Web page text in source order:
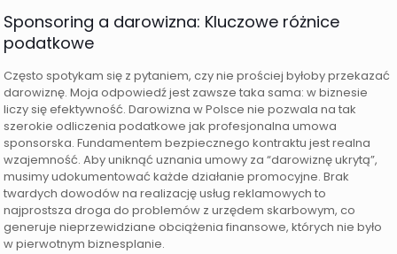
Sponsoring a darowizna: Kluczowe różnice
podatkowe
Często spotykam się z pytaniem, czy nie prościej byłoby przekazać
darowiznę. Moja odpowiedź jest zawsze taka sama: w biznesie
liczy się efektywność. Darowizna w Polsce nie pozwala na tak
szerokie odliczenia podatkowe jak profesjonalna umowa
sponsorska. Fundamentem bezpiecznego kontraktu jest realna
wzajemność. Aby uniknąć uznania umowy za “darowiznę ukrytą”,
musimy udokumentować każde działanie promocyjne. Brak
twardych dowodów na realizację usług reklamowych to
najprostsza droga do problemów z urzędem skarbowym, co
generuje nieprzewidziane obciążenia finansowe, których nie było
w pierwotnym biznesplanie.